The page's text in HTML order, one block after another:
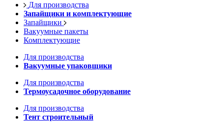
Для производства
Запайщики и комплектующие
Запайщики
Вакуумные пакеты
Комплектующие
Для производства
Вакуумные упаковщики
Для производства
Термоусадочное оборудование
Для производства
Тент строительный